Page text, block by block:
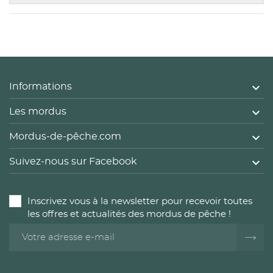
Informations 
Les mordus 
Mordus-de-pêche.com 
Suivez-nous sur Facebook 
Inscrivez vous à la newsletter pour recevoir toutes
les offres et actualités des mordus de pêche !